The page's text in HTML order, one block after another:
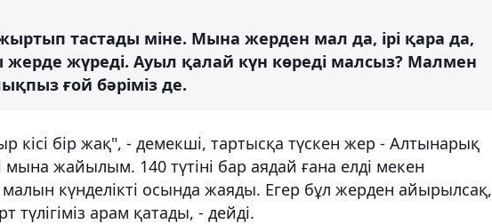
тастады міне. Мына жерден мал да, ірі қара да,
жүреді. Ауыл қалай күн көреді малсыз? Малмен
ғой бәріміз де.
кісі бір жақ", - демекші, тартысқа түскен жер - Алтынарық
мына жайылым. 140 түтіні бар аядай ғана елді мекен
күнделікті осында жаяды. Егер бұл жерден айырылсақ,
түлігіміз арам қатады, - дейді.